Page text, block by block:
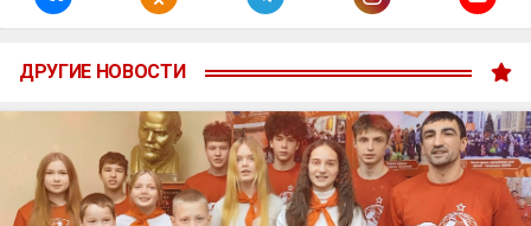
ДРУГИЕ НОВОСТИ